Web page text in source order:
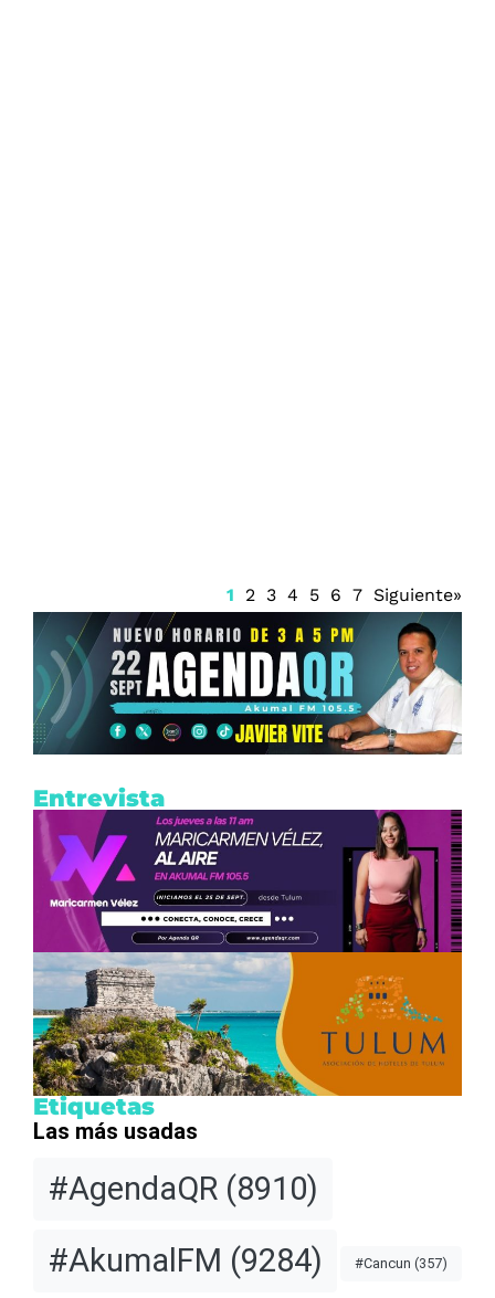
1 2 3 4 5 6 7 Siguiente»
Entrevista
Etiquetas
Las más usadas
#AgendaQR (8910)
#AkumalFM (9284) #Cancun (357)